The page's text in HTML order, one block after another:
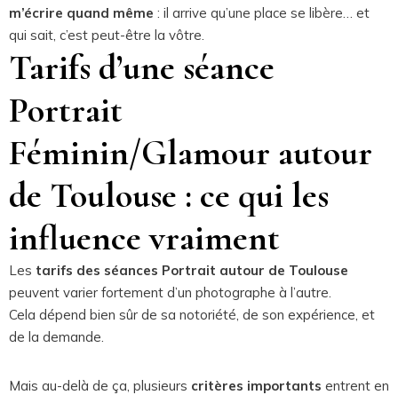
m’écrire quand même : il arrive qu’une place se libère… et
qui sait, c’est peut-être la vôtre.
Tarifs d’une séance
Portrait
Féminin/Glamour autour
de Toulouse : ce qui les
influence vraiment
Les tarifs des séances Portrait autour de Toulouse
peuvent varier fortement d’un photographe à l’autre.
Cela dépend bien sûr de sa notoriété, de son expérience, et
de la demande.
Mais au-delà de ça, plusieurs critères importants entrent en